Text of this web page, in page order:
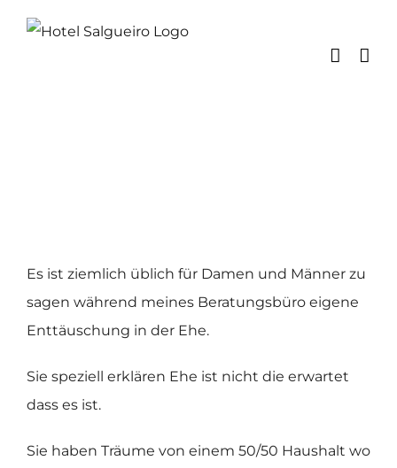
Es ist ziemlich üblich für Damen und Männer zu
sagen während meines Beratungsbüro eigene
Enttäuschung in der Ehe.
Sie speziell erklären Ehe ist nicht die erwartet
dass es ist.
Sie haben Träume von einem 50/50 Haushalt wo